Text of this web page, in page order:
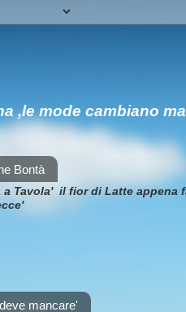
,le mode cambiano
Bontà
a Tavola' il fior di Latte appena
mancare'